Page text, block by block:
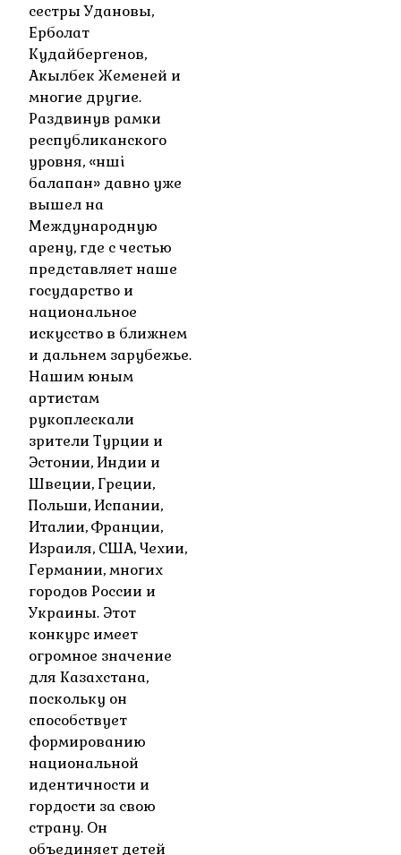
сестры Удановы,
Ерболат
Кудайбергенов,
Акылбек Жеменей и
многие другие.
Раздвинув рамки
республиканского
уровня, «Әнші
балапан» давно уже
вышел на
Международную
арену, где с честью
представляет наше
государство и
национальное
искусство в ближнем
и дальнем зарубежье.
Нашим юным
артистам
рукоплескали
зрители Турции и
Эстонии, Индии и
Швеции, Греции,
Польши, Испании,
Италии, Франции,
Израиля, США, Чехии,
Германии, многих
городов России и
Украины. Этот
конкурс имеет
огромное значение
для Казахстана,
поскольку он
способствует
формированию
национальной
идентичности и
гордости за свою
страну. Он
объединяет детей